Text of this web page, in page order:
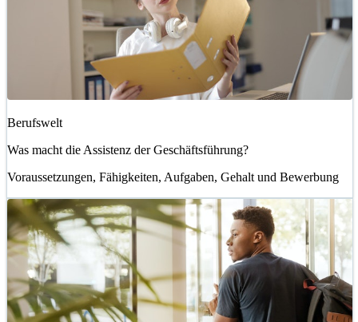
Berufswelt
Was macht die Assistenz der Geschäftsführung?
Voraussetzungen, Fähigkeiten, Aufgaben, Gehalt und Bewerbung